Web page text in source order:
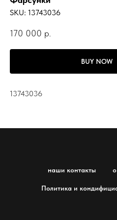
SKU: 13743036
170 000 р.
BUY NOW
13743036
наши контакты
Политика и